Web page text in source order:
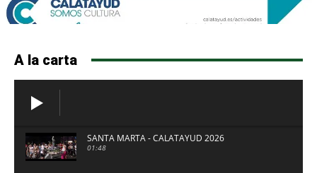
A la carta
SANTA MARTA - CALATAYUD 2026
01:48